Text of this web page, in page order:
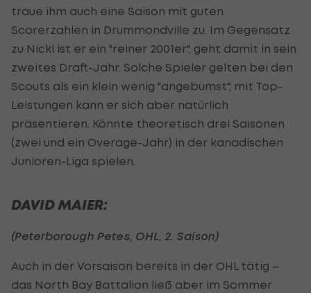
traue ihm auch eine Saison mit guten
Scorerzahlen in Drummondville zu. Im Gegensatz
zu Nickl ist er ein "reiner 2001er", geht damit in sein
zweites Draft-Jahr. Solche Spieler gelten bei den
Scouts als ein klein wenig "angebumst", mit Top-
Leistungen kann er sich aber natürlich
präsentieren. Könnte theoretisch drei Saisonen
(zwei und ein Overage-Jahr) in der kanadischen
Junioren-Liga spielen.
DAVID MAIER:
(Peterborough Petes, OHL, 2. Saison)
Auch in der Vorsaison bereits in der OHL tätig –
das North Bay Battalion ließ aber im Sommer